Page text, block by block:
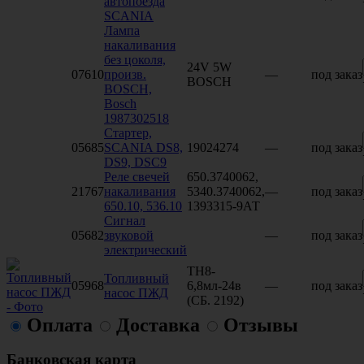
SCANIA
07610
Лампа
накаливания
без цоколя,
произв.
BOSCH,
Bosch
1987302518
24V 5W
BOSCH
— под заказ
05685
Стартер,
SCANIA DS8,
DS9, DSC9
19024274 — под заказ
21767
Реле свечей
накаливания
650.10, 536.10
650.3740062,
5340.3740062,
1393315-9АТ
— под заказ
05682
Сигнал
звуковой
электрический
— под заказ
05968
Топливный
насос ПЖД
ТН8-
6,8мл-24в
(СБ. 2192)
— под заказ
Оплата Доставка Отзывы
Банковская карта